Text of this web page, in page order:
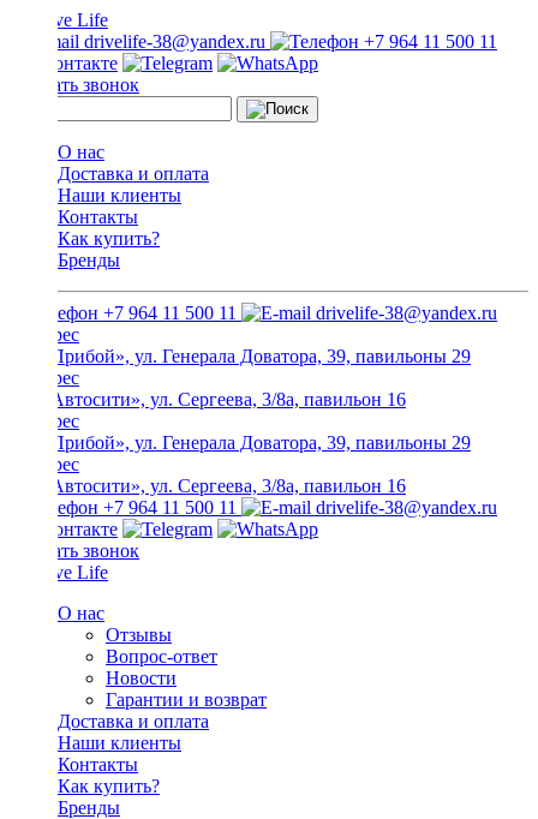
drivelife-38@yandex.ru +7 964 11 500 11
Заказать звонок
О нас
Доставка и оплата
Наши клиенты
Контакты
Как купить?
Бренды
+7 964 11 500 11 drivelife-38@yandex.ru
ТЦ «Прибой», ул. Генерала Доватора, 39, павильоны 29
ТЦ «Автосити», ул. Сергеева, 3/8а, павильон 16
ТЦ «Прибой», ул. Генерала Доватора, 39, павильоны 29
ТЦ «Автосити», ул. Сергеева, 3/8а, павильон 16
+7 964 11 500 11
drivelife-38@yandex.ru
Заказать звонок
О нас
Отзывы
Вопрос-ответ
Новости
Гарантии и возврат
Доставка и оплата
Наши клиенты
Контакты
Как купить?
Бренды